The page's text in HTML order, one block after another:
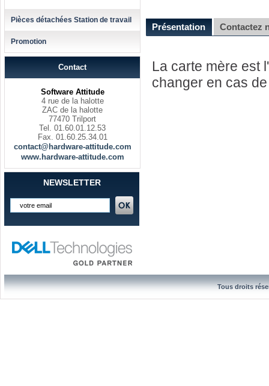
Pièces détachées Station de travail
Promotion
Contact
Software Attitude
4 rue de la halotte
ZAC de la halotte
77470 Trilport
Tel. 01.60.01.12.53
Fax. 01.60.25.34.01
contact@hardware-attitude.com
www.hardware-attitude.com
NEWSLETTER
Présentation Contactez
La carte mère est
changer en cas
Tous droits